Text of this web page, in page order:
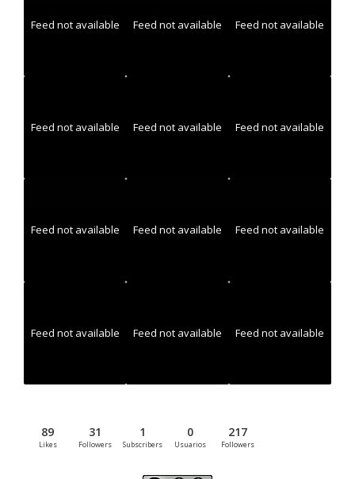
Feed not available Feed not available Feed not available
Feed not available Feed not available Feed not available
Feed not available Feed not available Feed not available
Feed not available Feed not available Feed not available
89
Likes
31
Followers
1
Subscribers
0
Usuarios
217
Followers